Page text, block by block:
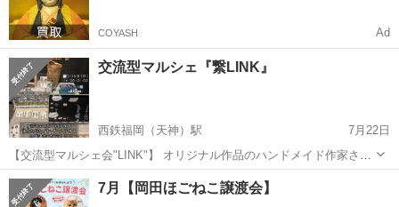
COYASH Ad
交流型マルシェ『繋LINK』
西鉄福岡（天神）駅
7月22日
【交流型マルシェ会"LINK"】 オリジナル作品のハンドメイド作家さん
を 集めたマルシェ会を開催します💍 BARを間借りした、 ゆったりと
お話しやすい環境です🤝 作品のことや、創作についてのこだわりを
福岡 福岡市 西鉄福岡（天神）駅 展示会
7月【岡田ほごねこ譲渡会】